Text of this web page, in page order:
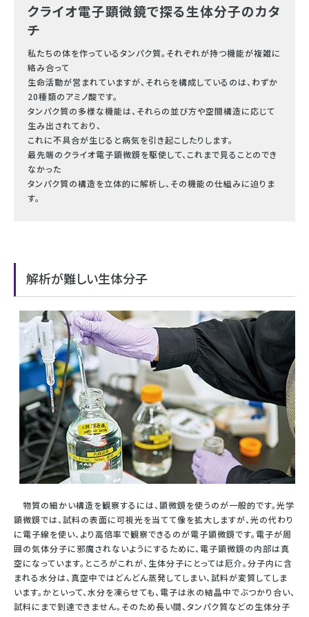
クライオ電子顕微鏡で探る生体分子のカタ
チ
私たちの体を作っているタンパク質。それぞれが持つ機能が複雑に
絡み合って
生命活動が営まれていますが、それらを構成しているのは、わずか
20種類のアミノ酸です。
タンパク質の多様な機能は、それらの並び方や空間構造に応じて
生み出されており、
これに不具合が生じると病気を引き起こしたりします。
最先端のクライオ電子顕微鏡を駆使して、これまで見ることのでき
なかった
タンパク質の構造を立体的に解析し、その機能の仕組みに迫りま
す。
解析が難しい生体分子
物質の細かい構造を観察するには、顕微鏡を使うのが一般的です。光学
顕微鏡では、試料の表面に可視光を当てて像を拡大しますが、光の代わり
に電子線を使い、より高倍率で観察できるのが電子顕微鏡です。電子が周
囲の気体分子に邪魔されないようにするために、電子顕微鏡の内部は真
空になっています。ところがこれが、生体分子にとっては厄介。分子内に含
まれる水分は、真空中ではどんどん蒸発してしまい、試料が変質してしま
います。かといって、水分を凍らせても、電子は氷の結晶中でぶつかり合い、
試料にまで到達できません。そのため長い間、タンパク質などの生体分子